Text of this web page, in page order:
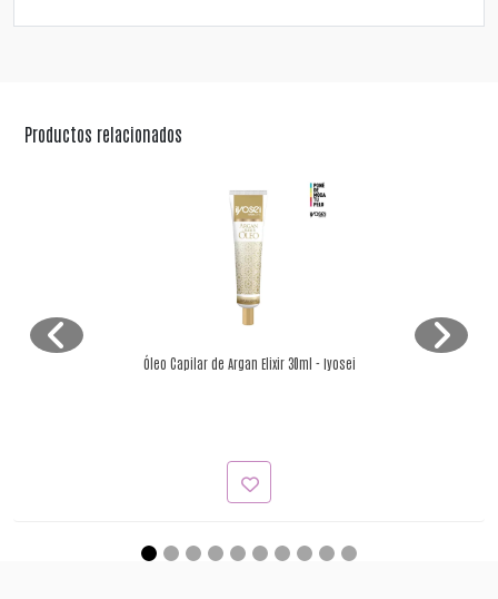
Productos relacionados
Óleo Capilar de Argan Elixir 30ml - Iyosei